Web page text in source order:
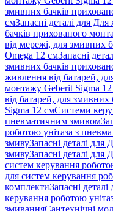
змивних бачків
смЗапасні деталі для
бачків прихованого
від мережі, для змивних
Omega 12 смЗапасні
змивних бачків
живлення від батарей,
монтажу Geberit Sigma
від батарей, для
Sigma 12 смСистеми
пневматичним змивом
роботою унітаза з
змивуЗапасні деталі для
змивуЗапасні деталі
систем керування
для систем керування
комплектиЗапасні
керування роботою
змиванняСантехнічні